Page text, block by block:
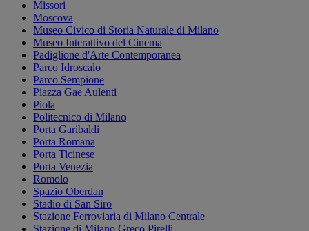
Missori
Moscova
Museo Civico di Storia Naturale di Milano
Museo Interattivo del Cinema
Padiglione d'Arte Contemporanea
Parco Idroscalo
Parco Sempione
Piazza Gae Aulenti
Piola
Politecnico di Milano
Porta Garibaldi
Porta Romana
Porta Ticinese
Porta Venezia
Romolo
Spazio Oberdan
Stadio di San Siro
Stazione Ferroviaria di Milano Centrale